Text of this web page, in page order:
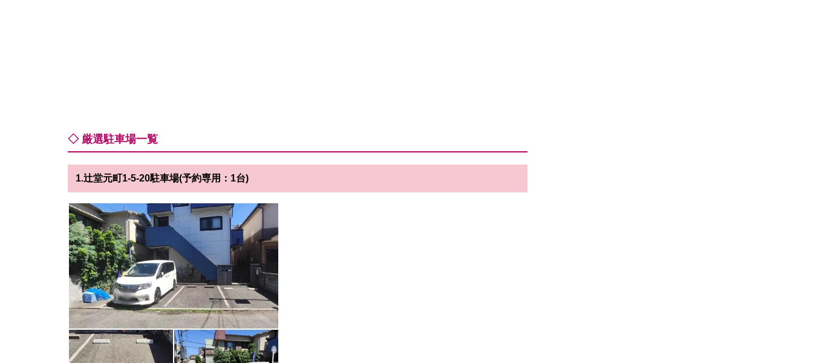
◇ 厳選駐車場一覧
1.辻堂元町1-5-20駐車場(予約専用：1台)